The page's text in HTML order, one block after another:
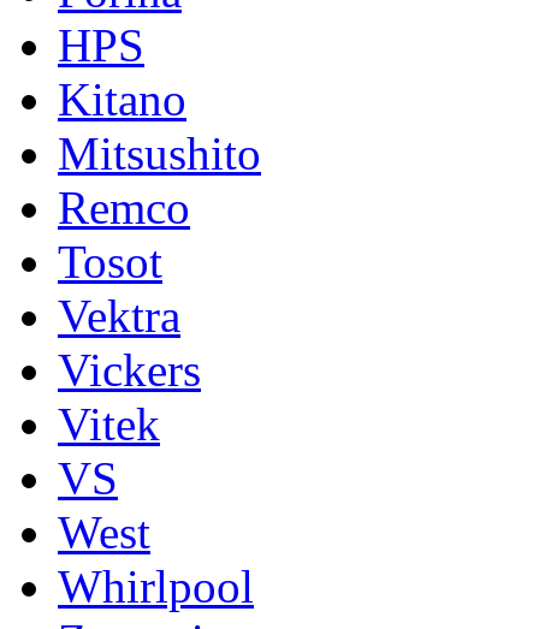
HPS
Kitano
Mitsushito
Remco
Tosot
Vektra
Vickers
Vitek
VS
West
Whirlpool